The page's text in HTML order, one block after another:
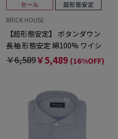
BRICK HOUSE
【超形態安定】 ボタンダウン
長袖 形態安定 綿100% ワイシ
ャツ
￥6,589￥5,489 (16%OFF)